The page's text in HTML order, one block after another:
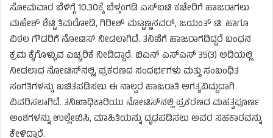
ಸೋಮವಾರ ಬೆಳಿಗ್ಗೆ 10.30ಕ್ಕೆ ಬೆಳ್ತಂಗಡಿ ಎಸ್ಐಟಿ ಕಚೇರಿಗೆ ಹಾಜರಾಗಲು
ಮಹೇಶ್ ಶೆಟ್ಟಿ ತಿಮರೋಡಿ, ಗಿರೀಶ್ ಮಟ್ಟಣ್ಣನವರ್, ಜಯಂತ್ ಟಿ. ಹಾಗೂ
ವಿಠಲ ಗೌಡರಿಗೆ ನೋಟಿಸ್ ನೀಡಲಾಗಿದೆ. ತನಿಖೆಗೆ ಹಾಜರಾಗದಿದ್ದರೆ ಬಂಧನ
ಕ್ರಮ ಕೈಗೊಳ್ಳುವ ಎಚ್ಚರಿಕೆ ನೀಡಿದ್ದಾರೆ. ಬಿಎನ್ ಎಸ್ಎಸ್ 35(3) ಅಡಿಯಲ್ಲಿ
ನೀಡಲಾದ ನೋಟಿಸ್‌ನಲ್ಲಿ, ಪ್ರಕರಣದ ಸಂದರ್ಭಗಳು ಮತ್ತು ಸಂಬಂಧಿತ
ಸಂಗತಿಗಳನ್ನು ಖಚಿತಪಡಿಸಲು ಈ ನಾಲ್ವರ ಹಾಜರಾತಿ ಅಗತ್ಯವಿದ್ದುದಾಗಿ
ವಿವರಿಸಲಾಗಿದೆ. ತನಿಖಾಧಿಕಾರಿಯು ನೋಟಿಸ್‌ನಲ್ಲಿ ಪ್ರಕರಣದ ಮಹತ್ವಪೂರ್ಣ
ಅಂಶಗಳನ್ನು ಉಲ್ಲೇಖಿಸಿ, ಮಾಹಿತಿಯನ್ನು ದೃಢಪಡಿಸಲು ಅವರ ಸಹಕಾರವನ್ನು